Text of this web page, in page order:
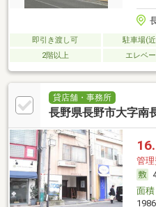
即引き渡し可 駐車場(
2階以上
エレベ
貸店舗・事務所
長野県長野市大字南
管
面積